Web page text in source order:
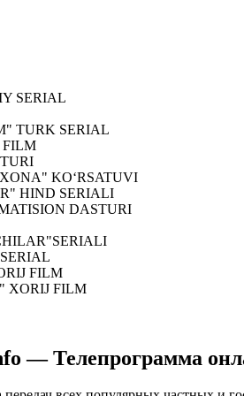
SERIAL
TURK SERIAL
FILM
KO‘RSATUVI
HIND SERIALI
DASTURI
FILM
XORIJ FILM
— Телепрограмма